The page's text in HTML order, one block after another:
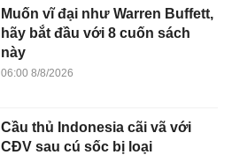
Muốn vĩ đại như Warren Buffett,
hãy bắt đầu với 8 cuốn sách
này
06:00 8/8/2026
Cầu thủ Indonesia cãi vã với
CĐV sau cú sốc bị loại